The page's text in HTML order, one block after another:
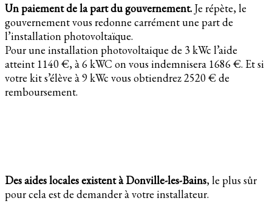
Un paiement de la part du gouvernement. Je répète, le
gouvernement vous redonne carrément une part de
l’installation photovoltaïque.
Pour une installation photovoltaique de 3 kWc l’aide
atteint 1140 €, à 6 kWC on vous indemnisera 1686 €. Et si
votre kit s’élève à 9 kWc vous obtiendrez 2520 € de
remboursement.
Des aides locales existent à Donville-les-Bains, le plus sûr
pour cela est de demander à votre installateur.